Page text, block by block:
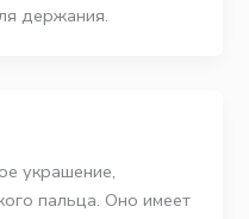
держания.
украшение,
пальца. Оно имеет